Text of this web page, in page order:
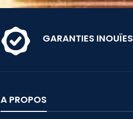
GARANTIES INOUÏES
A PROPOS